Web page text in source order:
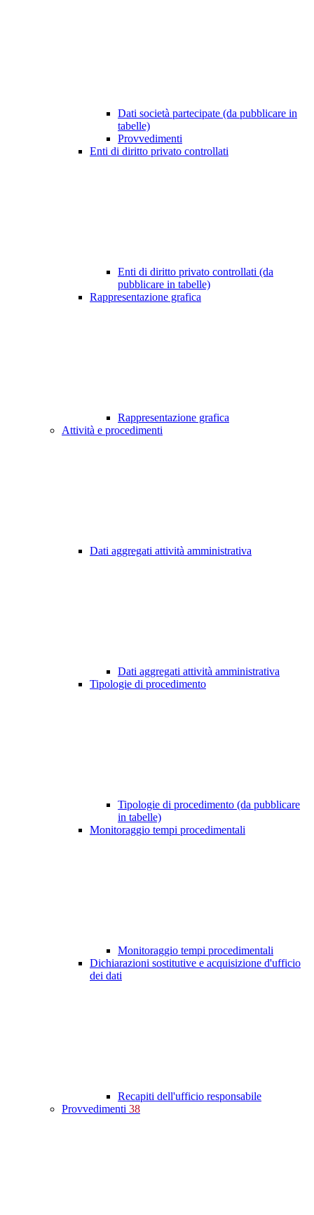
Dati società partecipate (da pubblicare in
tabelle)
Provvedimenti
Enti di diritto privato controllati
Enti di diritto privato controllati (da
pubblicare in tabelle)
Rappresentazione grafica
Rappresentazione grafica
Attività e procedimenti
Dati aggregati attività amministrativa
Dati aggregati attività amministrativa
Tipologie di procedimento
Tipologie di procedimento (da pubblicare
in tabelle)
Monitoraggio tempi procedimentali
Monitoraggio tempi procedimentali
Dichiarazioni sostitutive e acquisizione d'ufficio
dei dati
Recapiti dell'ufficio responsabile
Provvedimenti 38